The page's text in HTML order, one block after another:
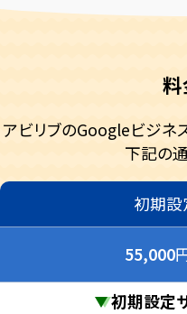
アビリブのGoogleビジネ
下記の通
初期設
55,000
初期設定